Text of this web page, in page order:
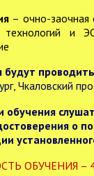
– очно-заочная
технологий и
Чкаловский
обучения
о
ОБУЧЕНИЯ –